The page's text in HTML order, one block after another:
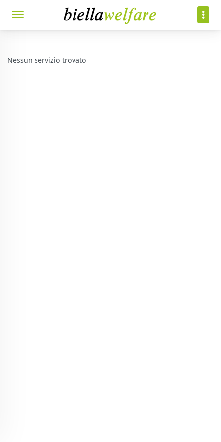
Nessun servizio trovato